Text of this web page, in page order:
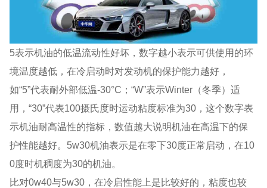
5表示机油的低温流动性好坏，数字越小表示可供使用的环
境温度越低，在冷启动时对发动机的保护能力越好，
如“5”代表耐外部低温-30°C；“W”表示Winter（冬季）适
用，“30”代表100摄氏度时运动粘度标准为30，这个数字表
示机油耐高温性的指标，数值越大说明机油在高温下的保
护性能越好。5w30机油表示是在零下30度正常启动，在10
0度时机稠度为30的机油。
比对0w40与5w30，在冷启性能上是比较好的，粘度也较